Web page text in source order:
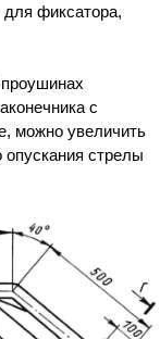
фиксатора,
с
можно увеличить
стрелы